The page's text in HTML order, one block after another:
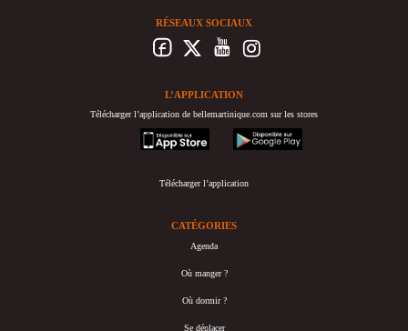
RÉSEAUX SOCIAUX
L’APPLICATION
Télécharger l’application de bellemartinique.com sur les stores
appstore
googleplay
Télécharger l’application
CATÉGORIES
Agenda
Où manger ?
Où dormir ?
Se déplacer